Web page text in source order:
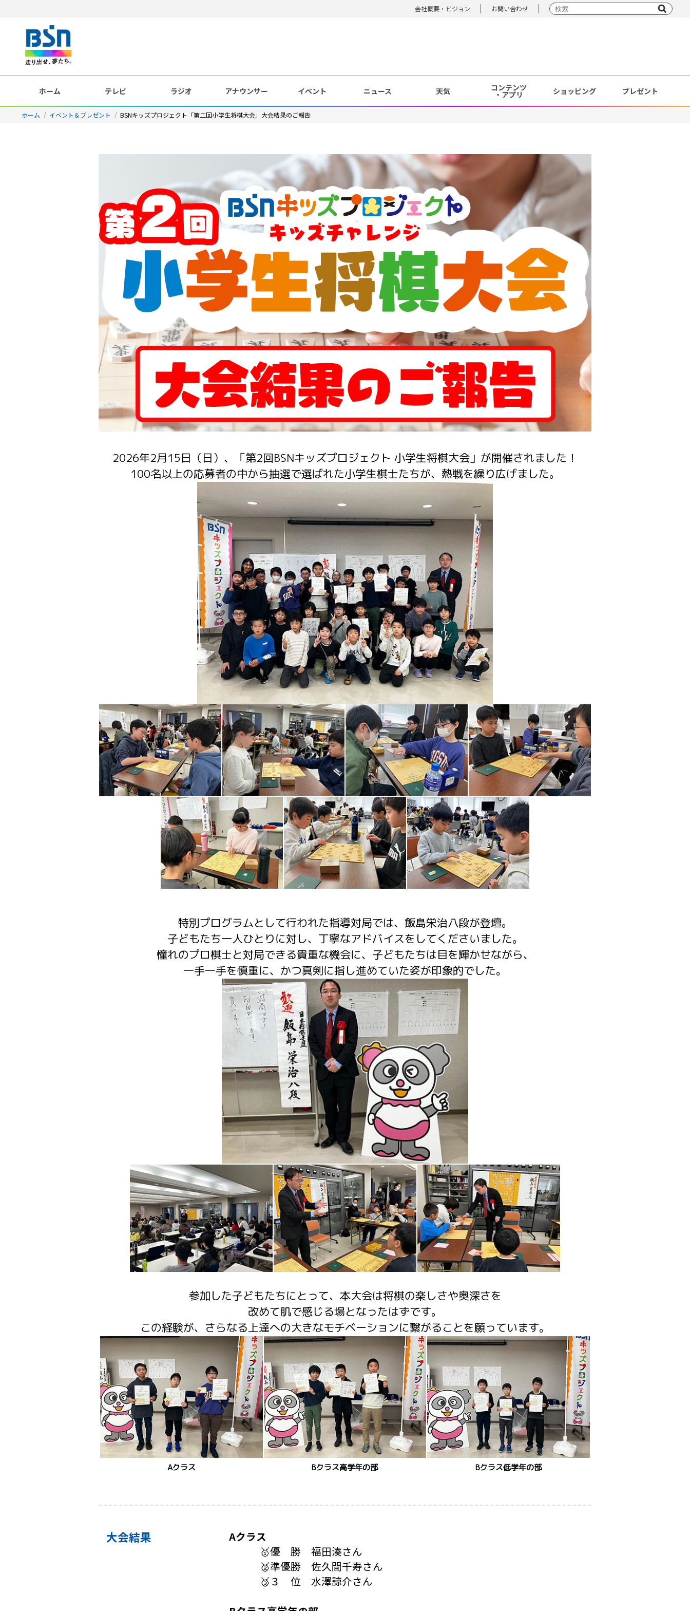
会社概要・ビジョン お問い合わせ
ホーム テレビ ラジオ アナウンサー イベント ニュース 天気 コンテンツ
・アプリ ショッピング プレゼント
ホーム イベント＆プレゼント BSNキッズプロジェクト「第二回小学生将棋大会」大会結果のご報告
2026年2月15日（日）、「第2回BSNキッズプロジェクト 小学生将棋大会」が開催されました！
100名以上の応募者の中から抽選で選ばれた小学生棋士たちが、熱戦を繰り広げました。
特別プログラムとして行われた指導対局では、 飯島栄治八段が登壇。
子どもたち一人ひとりに対し、丁寧なアドバイスをしてくださいました。
憧れのプロ棋士と対局できる貴重な機会に、子どもたちは目を輝かせながら、
一手一手を慎重に、かつ真剣に指し進めていた姿が印象的でした。
参加した子どもたちにとって、本大会は将棋の楽しさや奥深さを
改めて肌で感じる場となったはずです。
この経験が、さらなる上達への大きなモチベーションに繋がることを願っています。
Aクラス Bクラス高学年の部 Bクラス低学年の部
大会結果
Aクラス
🥇優 勝 福田湊さん
🥈準優勝 佐久間千寿さん
🥉３ 位 水澤諒介さん